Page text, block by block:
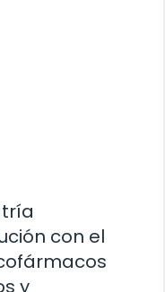
con el
y